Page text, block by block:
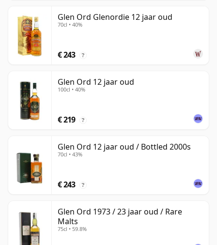
Glen Ord Glenordie 12 jaar oud
70cl • 40%
€ 243 ?
Glen Ord 12 jaar oud
100cl • 40%
€ 219 ?
Glen Ord 12 jaar oud / Bottled 2000s
70cl • 43%
€ 243 ?
Glen Ord 1973 / 23 jaar oud / Rare
Malts
75cl • 59.8%